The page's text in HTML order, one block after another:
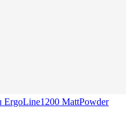
ErgoLine1200 MattPowder